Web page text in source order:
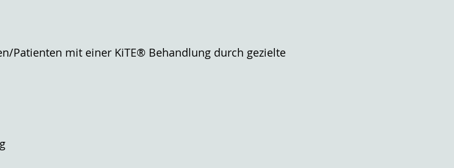
Patienten mit einer KiTE® Behandlung durch gezielte